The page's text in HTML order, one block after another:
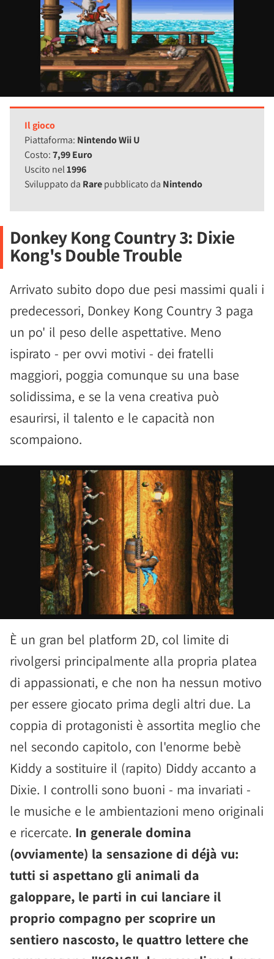
Il gioco
Piattaforma: Nintendo Wii U
Costo:7,99 Euro
Uscito nel1996
Sviluppato da Rarepubblicato da Nintendo
Donkey Kong Country 3: Dixie
Kong's Double Trouble
Arrivato subito dopo due pesi massimi quali i
predecessori, Donkey Kong Country 3 paga
un po' il peso delle aspettative. Meno
ispirato - per ovvi motivi - dei fratelli
maggiori, poggia comunque su una base
solidissima, e se la vena creativa può
esaurirsi, il talento e le capacità non
scompaiono.
È un gran bel platform 2D, col limite di
rivolgersi principalmente alla propria platea
di appassionati, e che non ha nessun motivo
per essere giocato prima degli altri due. La
coppia di protagonisti è assortita meglio che
nel secondo capitolo, con l'enorme bebè
Kiddy a sostituire il (rapito) Diddy accanto a
Dixie. I controlli sono buoni - ma invariati -
le musiche e le ambientazioni meno originali
e ricercate. In generale domina
(ovviamente) la sensazione di déjà vu:
tutti si aspettano gli animali da
galoppare, le parti in cui lanciare il
proprio compagno per scoprire un
sentiero nascosto, le quattro lettere che